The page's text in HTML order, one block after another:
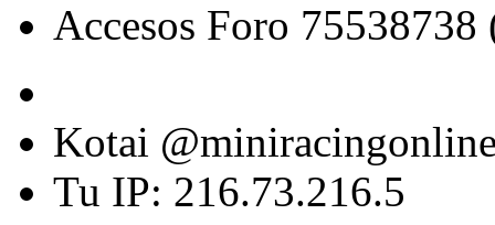
Accesos Foro 75538738
Kotai
Tu IP: 216.73.216.5